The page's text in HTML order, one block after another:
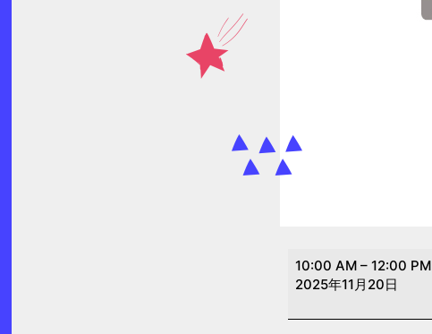
園
庭
10:00 AM – 12:00 PM
2025年11月20日